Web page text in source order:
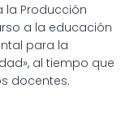
la Producción
a la educación
para la
al tiempo que
docentes.